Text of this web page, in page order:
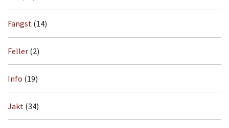
Fangst (14)
Feller (2)
Info (19)
Jakt (34)